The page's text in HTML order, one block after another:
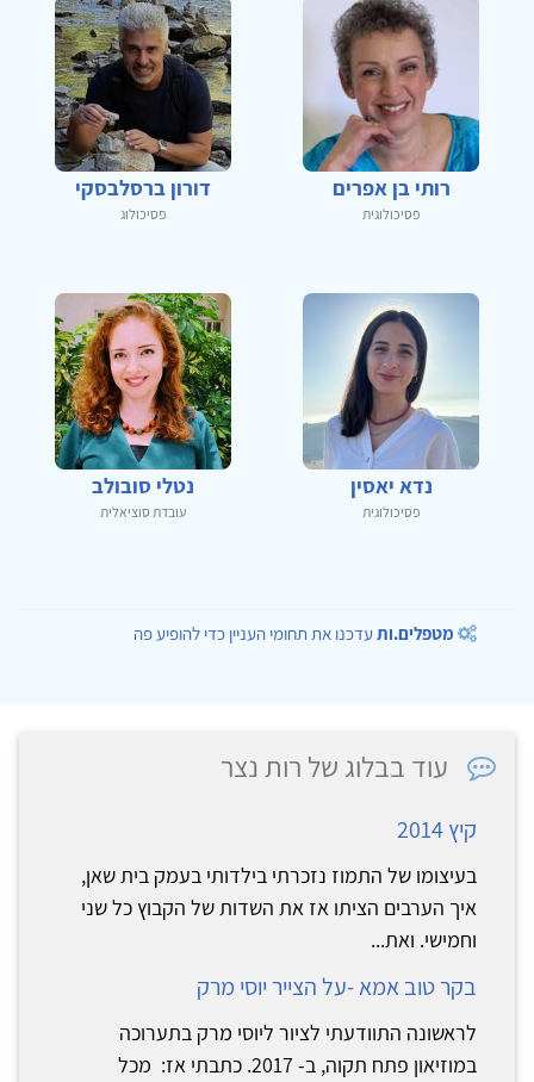
רותי בן אפרים
פסיכולוגית
דורון ברסלבסקי
פסיכולוג
נדא יאסין
פסיכולוגית
נטלי סובולב
עובדת סוציאלית
מטפלים.ותעדכנו את תחומי העניין כדי להופיע פה
עוד בבלוג של רות נצר
קיץ 2014
בעיצומו של התמוז נזכרתי בילדותי בעמק בית שאן,
איך הערבים הציתו אז את השדות של הקבוץ כל שני
וחמישי. ואת...
בקר טוב אמא -על הצייר יוסי מרק
לראשונה התוודעתי לציור ליוסי מרק בתערוכה
במוזיאון פתח תקוה, ב- 2017. כתבתי אז: מכל